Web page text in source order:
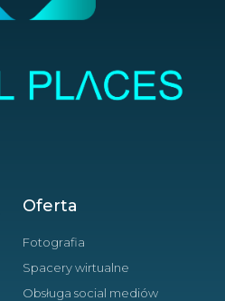
Oferta
Fotografia
Spacery wirtualne
Obsługa social mediów